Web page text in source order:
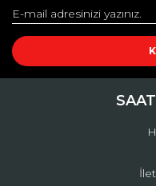
Ürün resmi kalitesiz,
Ürün açıklamasında
Ürün fiyatı diğer